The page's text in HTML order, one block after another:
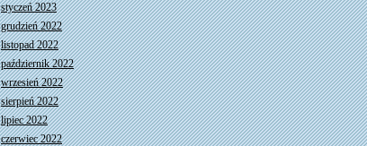
styczeń 2023
grudzień 2022
listopad 2022
październik 2022
wrzesień 2022
sierpień 2022
lipiec 2022
czerwiec 2022